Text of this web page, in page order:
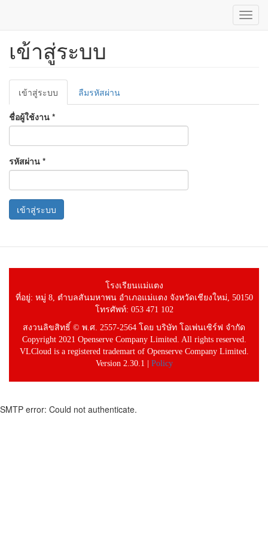
ข้าม
เนื้อหา
เข้าสู่ระบบ
Primary
tabs
เข้าสู่ระบบ
ปัจจุบัน)
ลืมรหัสผ่าน
ชื่อผู้ใช้งาน *
รหัสผ่าน *
เข้าสู่ระบบ
โรงเรียนแม่แตง
ที่อยู่: หมู่ 8, ตำบลสันมหาพน อำเภอแม่แตง จังหวัดเชียงใหม่, 50150
โทรศัพท์: 053 471 102
สงวนลิขสิทธิ์ © พ.ศ. 2557-2564 โดย บริษัท โอเพ่นเซิร์ฟ จำกัด
Copyright 2021 Openserve Company Limited. All rights reserved.
VLCloud is a registered trademart of Openserve Company Limited.
Version 2.30.1 | Policy
SMTP error: Could not authenticate.